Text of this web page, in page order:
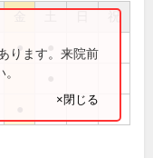
祝
●
ります。来院前
×閉じる